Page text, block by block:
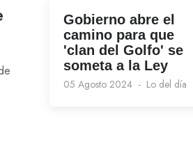
Gobierno abre el
camino para que
'clan del Golfo' se
someta a la Ley
05 Agosto 2024 Lo del día